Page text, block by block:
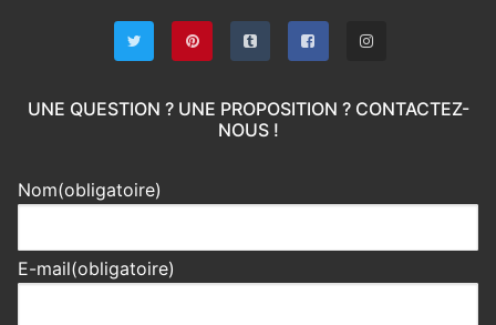
UNE QUESTION ? UNE PROPOSITION ? CONTACTEZ-
NOUS !
Nom(obligatoire)
E-mail(obligatoire)